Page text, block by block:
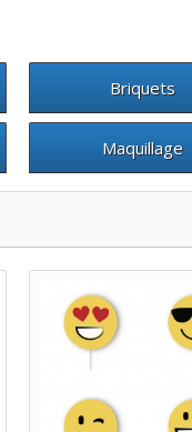
Briquets
Maquillage